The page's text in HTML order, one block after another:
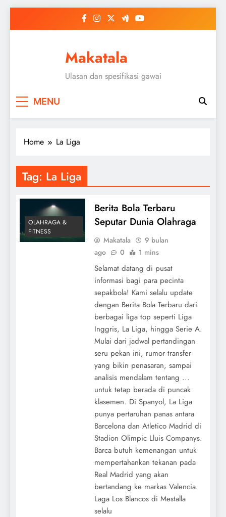
Makatala
Ulasan dan spesifikasi gawai
MENU
Home La Liga
Tag: La Liga
OLAHRAGA &
FITNESS
Berita Bola Terbaru
Seputar Dunia Olahraga
Makatala
9 bulan
ago
0 1 mins
Selamat datang di pusat
informasi bagi para pecinta
sepakbola! Kami selalu update
dengan Berita Bola Terbaru dari
berbagai liga top seperti Liga
Inggris, La Liga, hingga Serie A.
Mulai dari jadwal pertandingan
seru pekan ini, rumor transfer
yang bikin penasaran, sampai
analisis mendalam tentang ...
untuk tetap berada di puncak
klasemen. Di Spanyol, La Liga
punya pertaruhan panas antara
Barcelona dan Atletico Madrid di
Stadion Olimpic Lluis Companys.
Barca butuh kemenangan untuk
mempertahankan tekanan pada
Real Madrid yang akan
bertandang ke markas Valencia.
Laga Los Blancos di Mestalla
selalu